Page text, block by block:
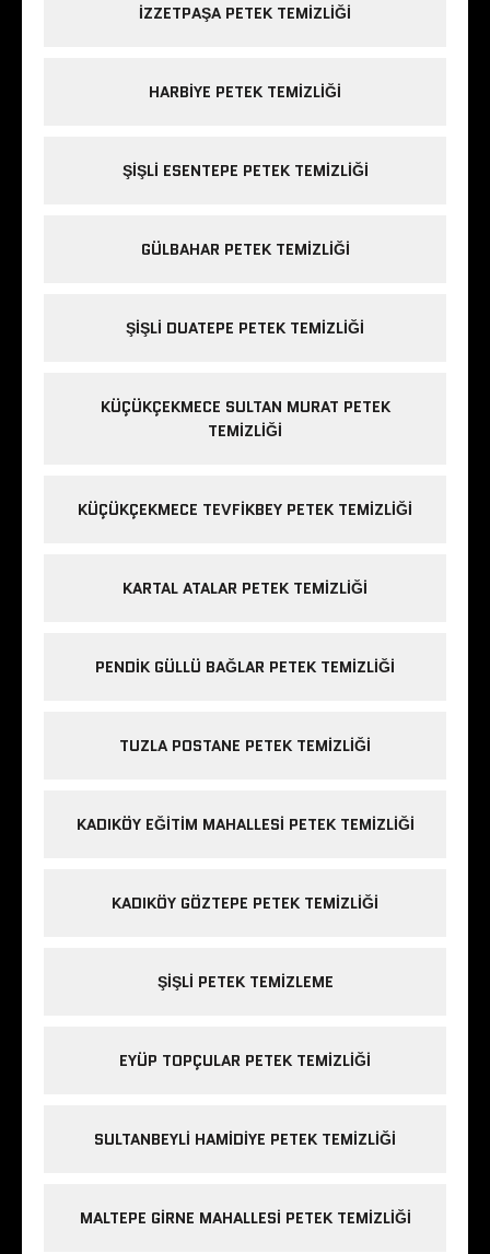
IZZETPAŞA PETEK TEMIZLIĞI
HARBIYE PETEK TEMIZLIĞI
ŞIŞLI ESENTEPE PETEK TEMIZLIĞI
GÜLBAHAR PETEK TEMIZLIĞI
ŞIŞLI DUATEPE PETEK TEMIZLIĞI
KÜÇÜKÇEKMECE SULTAN MURAT PETEK
TEMIZLIĞI
KÜÇÜKÇEKMECE TEVFIKBEY PETEK TEMIZLIĞI
KARTAL ATALAR PETEK TEMIZLIĞI
PENDIK GÜLLÜ BAĞLAR PETEK TEMIZLIĞI
TUZLA POSTANE PETEK TEMIZLIĞI
KADIKÖY EĞITIM MAHALLESI PETEK TEMIZLIĞI
KADIKÖY GÖZTEPE PETEK TEMIZLIĞI
ŞIŞLI PETEK TEMIZLEME
EYÜP TOPÇULAR PETEK TEMIZLIĞI
SULTANBEYLI HAMIDIYE PETEK TEMIZLIĞI
MALTEPE GIRNE MAHALLESI PETEK TEMIZLIĞI